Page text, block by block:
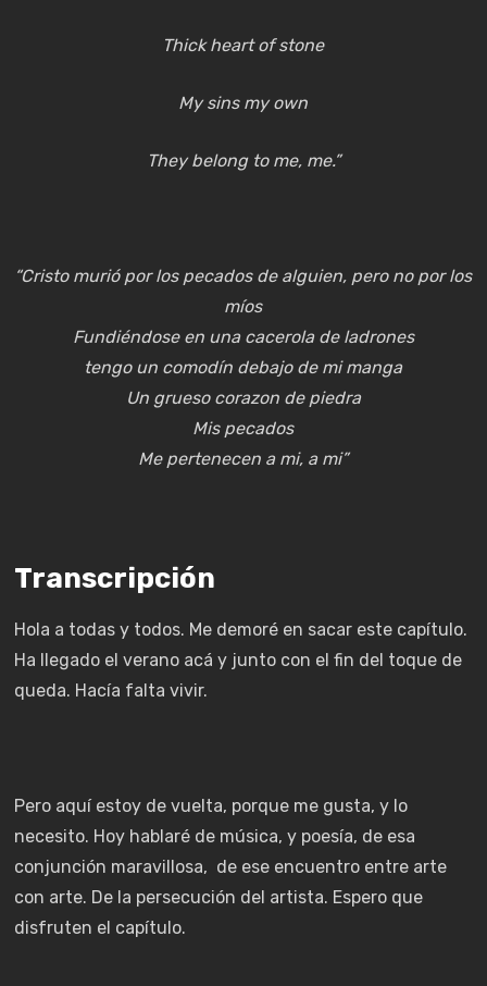
Thick heart of stone
My sins my own
They belong to me, me.”
“Cristo murió por los pecados de alguien, pero no por los
míos
Fundiéndose en una cacerola de ladrones
tengo un comodín debajo de mi manga
Un grueso corazon de piedra
Mis pecados
Me pertenecen a mi, a mi”
Transcripción
Hola a todas y todos. Me demoré en sacar este capítulo.
Ha llegado el verano acá y junto con el fin del toque de
queda. Hacía falta vivir.
Pero aquí estoy de vuelta, porque me gusta, y lo
necesito. Hoy hablaré de música, y poesía, de esa
conjunción maravillosa, de ese encuentro entre arte
con arte. De la persecución del artista. Espero que
disfruten el capítulo.